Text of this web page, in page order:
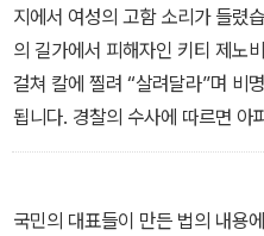
를 저지르고 돈을 훔쳐 숨어버린
인 사람이 있습니다. 이와 반대로
람, 전 재산을 기부한 사람, 역경
두 집단의 차이는 무엇입니까? 여
며 닮고 싶은가요?
지에서 여성의 고함 소리가 들렸
의 길가에서 피해자인 키티 제노
걸쳐 칼에 찔려 “살려달라”며 비
됩니다. 경찰의 수사에 따르면 아
한 사람들이 38명이나 되었다고
그런데 이 사건에 대하여 심리학
국민의 대표들이 만든 법의 내용